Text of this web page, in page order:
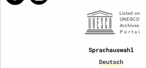
Sprachauswahl
Deutsch